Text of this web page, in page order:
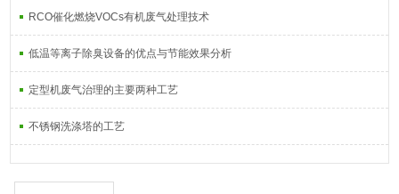
RCO催化燃烧VOCs有机废气处理技术
低温等离子除臭设备的优点与节能效果分析
定型机废气治理的主要两种工艺
不锈钢洗涤塔的工艺